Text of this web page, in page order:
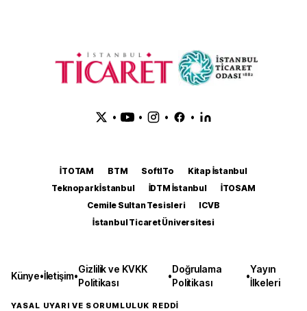
• • • •
İTOTAM BTM SoftITo
Kitap İstanbul
Teknopark İstanbul
İDTM İstanbul
İTOSAM
Cemile Sultan Tesisleri
ICVB
İstanbul Ticaret Üniversitesi
Künye•İletişim•
Gizlilik ve KVKK
Politikası
•
Doğrulama
Politikası
•
Yayın
İlkeleri
YASAL UYARI VE SORUMLULUK REDDİ